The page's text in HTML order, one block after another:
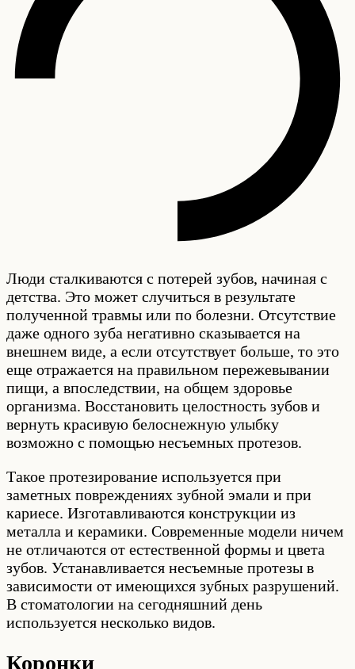
Люди сталкиваются с потерей зубов, начиная с
детства. Это может случиться в результате
полученной травмы или по болезни. Отсутствие
даже одного зуба негативно сказывается на
внешнем виде, а если отсутствует больше, то это
еще отражается на правильном пережевывании
пищи, а впоследствии, на общем здоровье
организма. Восстановить целостность зубов и
вернуть красивую белоснежную улыбку
возможно с помощью несъемных протезов.
Такое протезирование используется при
заметных повреждениях зубной эмали и при
кариесе. Изготавливаются конструкции из
металла и керамики. Современные модели ничем
не отличаются от естественной формы и цвета
зубов. Устанавливается несъемные протезы в
зависимости от имеющихся зубных разрушений.
В стоматологии на сегодняшний день
используется несколько видов.
Коронки